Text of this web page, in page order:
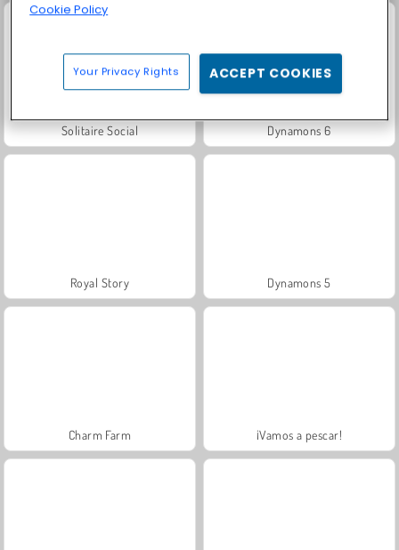
Solitaire Social Dynamons 6
Royal Story Dynamons 5
Charm Farm ¡Vamos a pescar!
Cookie Policy
Your Privacy Rights ACCEPT COOKIES